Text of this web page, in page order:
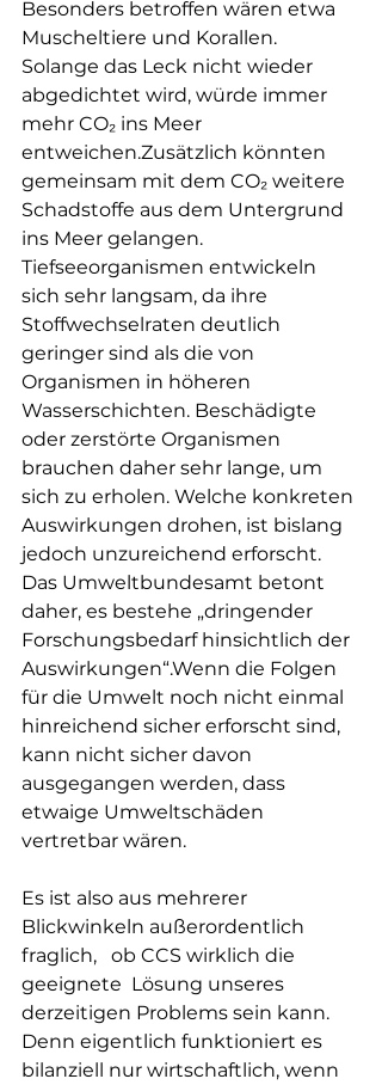
Besonders betroffen wären etwa
Muscheltiere und Korallen.
Solange das Leck nicht wieder
abgedichtet wird, würde immer
mehr CO₂ ins Meer
entweichen.Zusätzlich könnten
gemeinsam mit dem CO₂ weitere
Schadstoffe aus dem Untergrund
ins Meer gelangen.
Tiefseeorganismen entwickeln
sich sehr langsam, da ihre
Stoffwechselraten deutlich
geringer sind als die von
Organismen in höheren
Wasserschichten. Beschädigte
oder zerstörte Organismen
brauchen daher sehr lange, um
sich zu erholen. Welche konkreten
Auswirkungen drohen, ist bislang
jedoch unzureichend erforscht.
Das Umweltbundesamt betont
daher, es bestehe „dringender
Forschungsbedarf hinsichtlich der
Auswirkungen“.Wenn die Folgen
für die Umwelt noch nicht einmal
hinreichend sicher erforscht sind,
kann nicht sicher davon
ausgegangen werden, dass
etwaige Umweltschäden
vertretbar wären.
Es ist also aus mehrerer
Blickwinkeln außerordentlich
fraglich,   ob CCS wirklich die
geeignete  Lösung unseres
derzeitigen Problems sein kann.
Denn eigentlich funktioniert es
bilanziell nur wirtschaftlich, wenn